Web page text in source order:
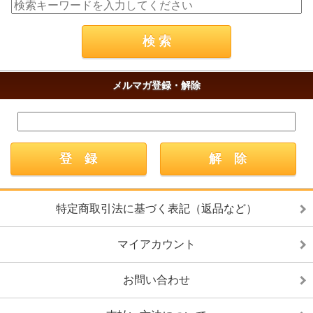
メルマガ登録・解除
特定商取引法に基づく表記（返品など）
マイアカウント
お問い合わせ